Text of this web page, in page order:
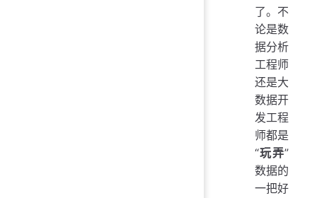
了。不
论是数
据分析
工程师
还是大
数据开
发工程
师都是
“玩弄”
数据的
一把好